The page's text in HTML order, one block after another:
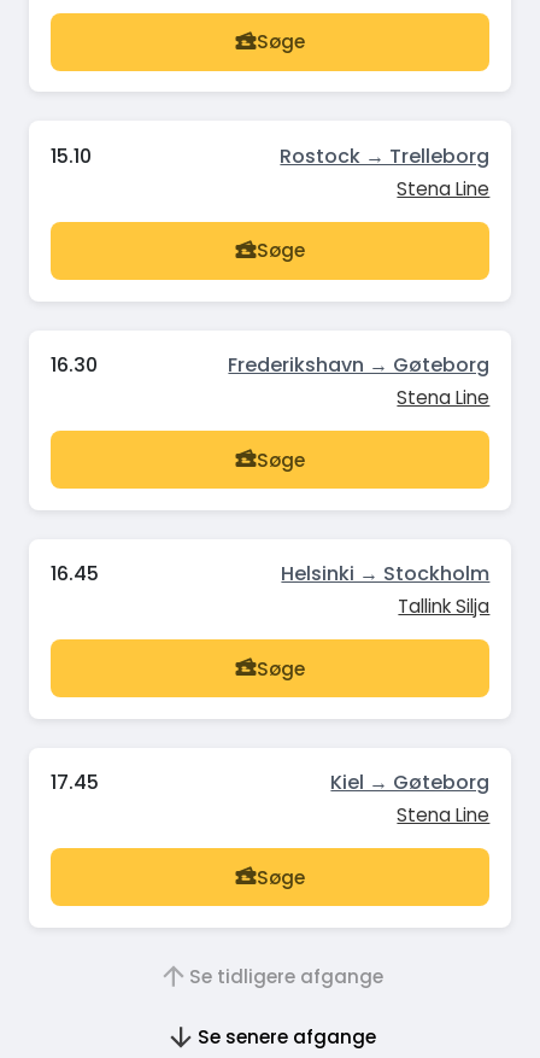
Søge
15.10 Rostock → Trelleborg
Stena Line
Søge
16.30 Frederikshavn → Gøteborg
Stena Line
Søge
16.45 Helsinki → Stockholm
Tallink Silja
Søge
17.45 Kiel → Gøteborg
Stena Line
Søge
Se tidligere afgange
Se senere afgange